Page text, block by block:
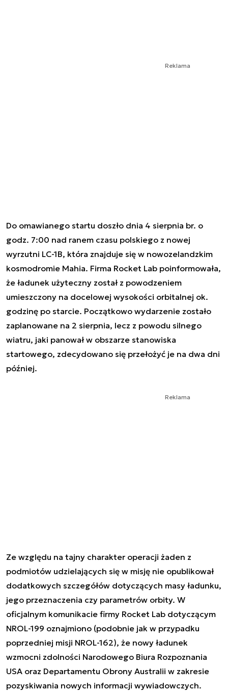
Reklama
Do omawianego startu doszło dnia 4 sierpnia br. o
godz. 7:00 nad ranem czasu polskiego z nowej
wyrzutni LC-1B, która znajduje się w nowozelandzkim
kosmodromie Mahia. Firma Rocket Lab poinformowała,
że ładunek użyteczny został z powodzeniem
umieszczony na docelowej wysokości orbitalnej ok.
godzinę po starcie. Początkowo wydarzenie zostało
zaplanowane na 2 sierpnia, lecz z powodu silnego
wiatru, jaki panował w obszarze stanowiska
startowego, zdecydowano się przełożyć je na dwa dni
później.
Reklama
Ze względu na tajny charakter operacji żaden z
podmiotów udzielających się w misję nie opublikował
dodatkowych szczegółów dotyczących masy ładunku,
jego przeznaczenia czy parametrów orbity. W
oficjalnym komunikacie firmy Rocket Lab dotyczącym
NROL-199 oznajmiono (podobnie jak w przypadku
poprzedniej misji NROL-162), że nowy ładunek
wzmocni zdolności Narodowego Biura Rozpoznania
USA oraz Departamentu Obrony Australii w zakresie
pozyskiwania nowych informacji wywiadowczych.